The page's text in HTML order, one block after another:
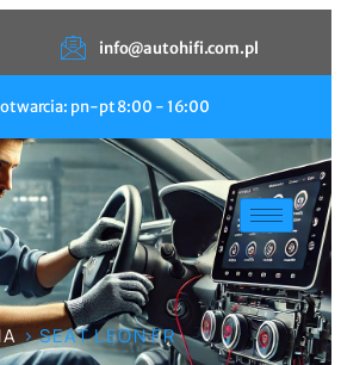
info@autohifi.com.pl
pn-pt 8:00 - 16:00
> SEAT LEON FR